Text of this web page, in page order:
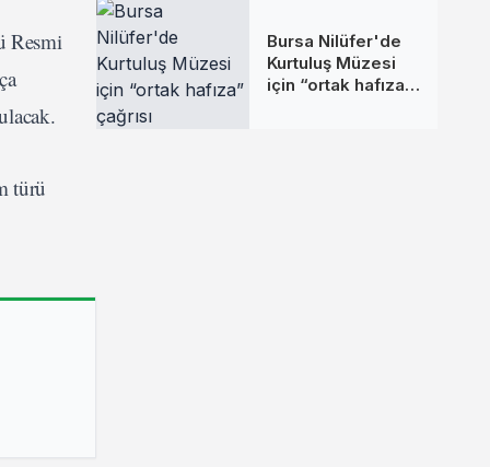
Resmi
türü
Bursa Nilüfer'de
Kurtuluş Müzesi
için “ortak hafıza”